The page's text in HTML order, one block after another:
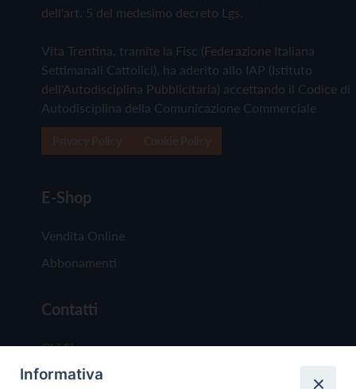
dell'art. 5 del medesimo decreto Lgs.
Vita Trentina, tramite la Fisc (Federazione Italiana
Settimanali Cattolici), ha aderito allo IAP (Istituto
dell'Autodisciplina Pubblicitaria) accettando il Codice di
Autodisciplina della Comunicazione Commerciale
E-Shop
Vendita Online
Abbonamenti
Contatti
Chi Siamo
Redazione
Informativa